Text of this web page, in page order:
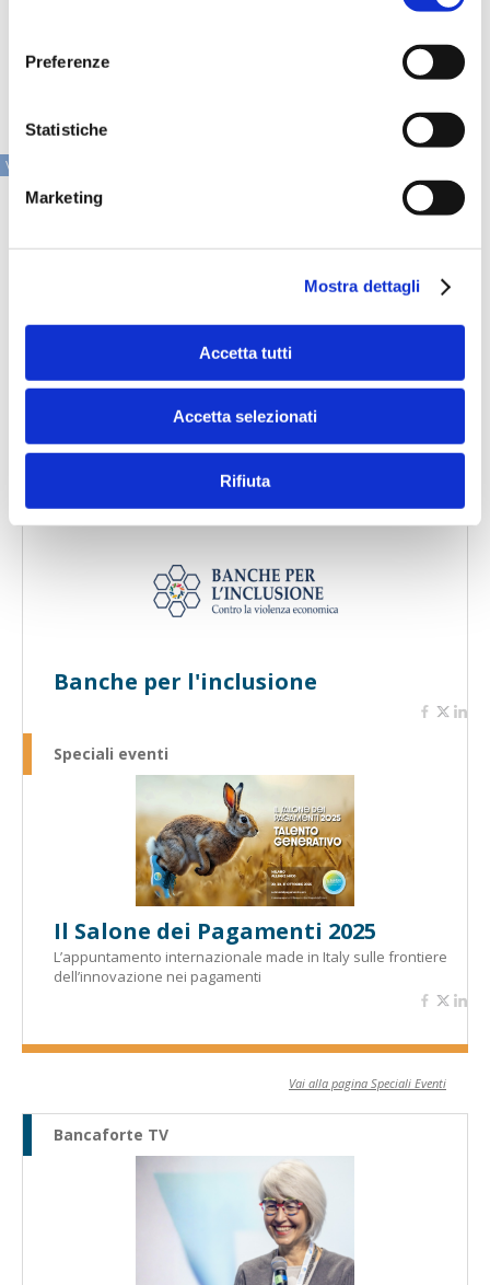
Preferenze
Statistiche
Marketing
Mostra dettagli
Accetta tutti
Accetta selezionati
Rifiuta
Qui per effettuare il tour virtuale dell’edizione slovacca di
ART FACTOR alla Zoya Gallery di Bratislava:
VAI ALLA SEZIONE IN PRIMO PIANO
Speciali eventi
Banche per l'inclusione
Speciali eventi
Il Salone dei Pagamenti 2025
L’appuntamento internazionale made in Italy sulle frontiere
dell’innovazione nei pagamenti
Vai alla pagina Speciali Eventi
Bancaforte TV